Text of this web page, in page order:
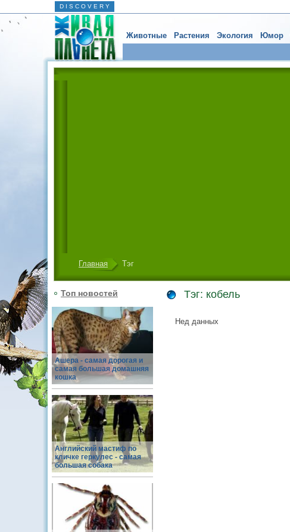
D I S C O V E R Y
Животные Растения Экология Юмор
Главная Тэг
Топ новостей
Ашера - самая дорогая и
самая большая домашняя
кошка
Английский мастиф по
кличке геркулес - самая
большая собака
Тэг: кобель
Нед данных